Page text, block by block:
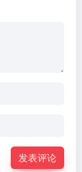
发表评论